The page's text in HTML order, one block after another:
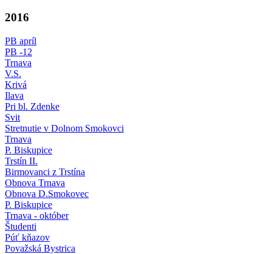
2016
PB apríl
PB -12
Trnava
V.S.
Krivá
Ilava
Pri bl. Zdenke
Svit
Stretnutie v Dolnom Smokovci
Trnava
P. Biskupice
Trstín II.
Birmovanci z Trstína
Obnova Trnava
Obnova D.Smokovec
P. Biskupice
Trnava - október
Študenti
Púť kňazov
Považská Bystrica